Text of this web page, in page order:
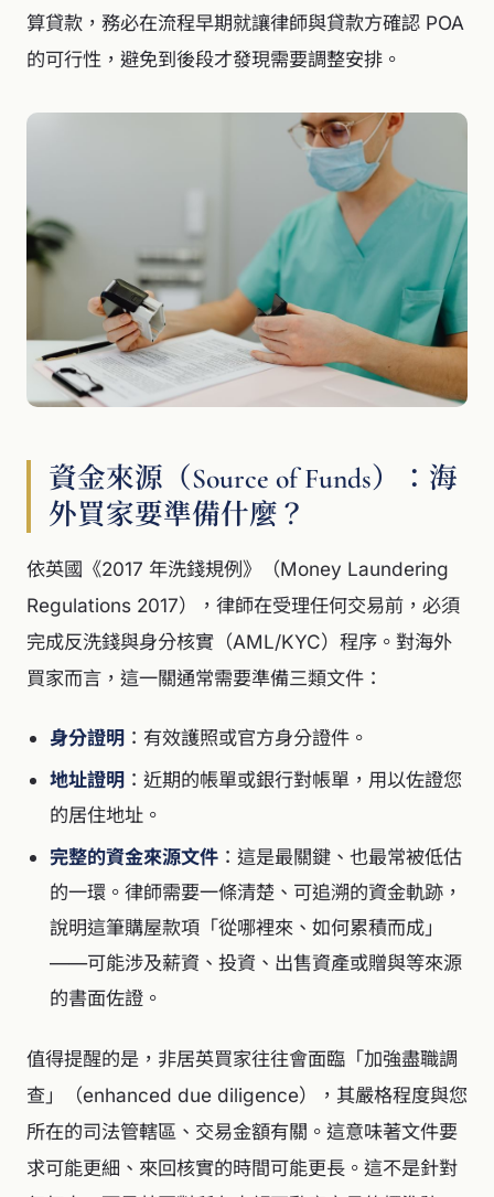
算貸款，務必在流程早期就讓律師與貸款方確認 POA
的可行性，避免到後段才發現需要調整安排。
資金來源（Source of Funds）：海
外買家要準備什麼？
依英國《2017 年洗錢規例》（Money Laundering
Regulations 2017），律師在受理任何交易前，必須
完成反洗錢與身分核實（AML/KYC）程序。對海外
買家而言，這一關通常需要準備三類文件：
身分證明 ：有效護照或官方身分證件。
地址證明 ：近期的帳單或銀行對帳單，用以佐證您
的居住地址。
完整的資金來源文件：這是最關鍵、也最常被低估
的一環。律師需要一條清楚、可追溯的資金軌跡，
說明這筆購屋款項「從哪裡來、如何累積而成」
——可能涉及薪資、投資、出售資產或贈與等來源
的書面佐證。
值得提醒的是，非居英買家往往會面臨「加強盡職調
查」（enhanced due diligence），其嚴格程度與您
所在的司法管轄區、交易金額有關。這意味著文件要
求可能更細、來回核實的時間可能更長。這不是針對